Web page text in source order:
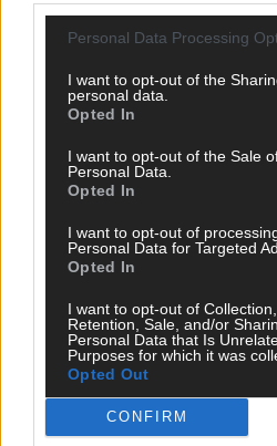
Personal Data Processing
I want to opt-out of the
personal data.
Opted In
I want to opt-out of the Sale
Personal Data.
Opted In
I want to opt-out of
Personal Data for Targeted
Opted In
I want to opt-out of Collection,
Retention, Sale, and/or
Personal Data that Is
Purposes for which it was
Opted Out
CONFIRM
DIREKT ZUM THEMA
Politik & Co